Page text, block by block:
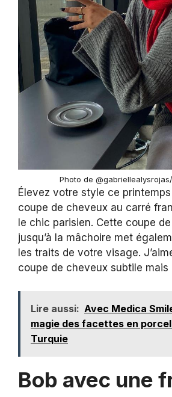
Photo de
Élevez votre style ce
coupe de cheveux au carré
le chic parisien. Cette coupe
jusqu’à la mâchoire met
les traits de votre visage.
coupe de cheveux subtile mais
Lire aussi: Avec Medica
magie des facettes en
Turquie
Bob avec une